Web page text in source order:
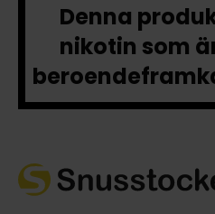
Denna
nikotin som